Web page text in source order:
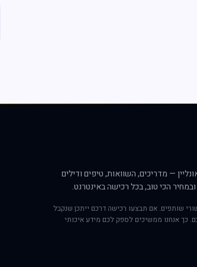
— מדריכים, השוואות, טיפים ודילים
הכי טוב, בכל רכישה באינטרנט.
שותפים. אם תבצעו רכישה דרכם ייתכן שנקבל
אנחנו ממשיכים לספק לכם מידע איכותי